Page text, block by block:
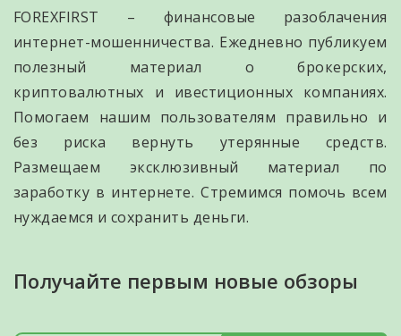
FOREXFIRST – финансовые разоблачения
интернет-мошенничества. Ежедневно публикуем
полезный материал о брокерских,
криптовалютных и ивестиционных компаниях.
Помогаем нашим пользователям правильно и
без риска вернуть утерянные средств.
Размещаем эксклюзивный материал по
заработку в интернете. Стремимся помочь всем
нуждаемся и сохранить деньги.
Получайте первым новые обзоры